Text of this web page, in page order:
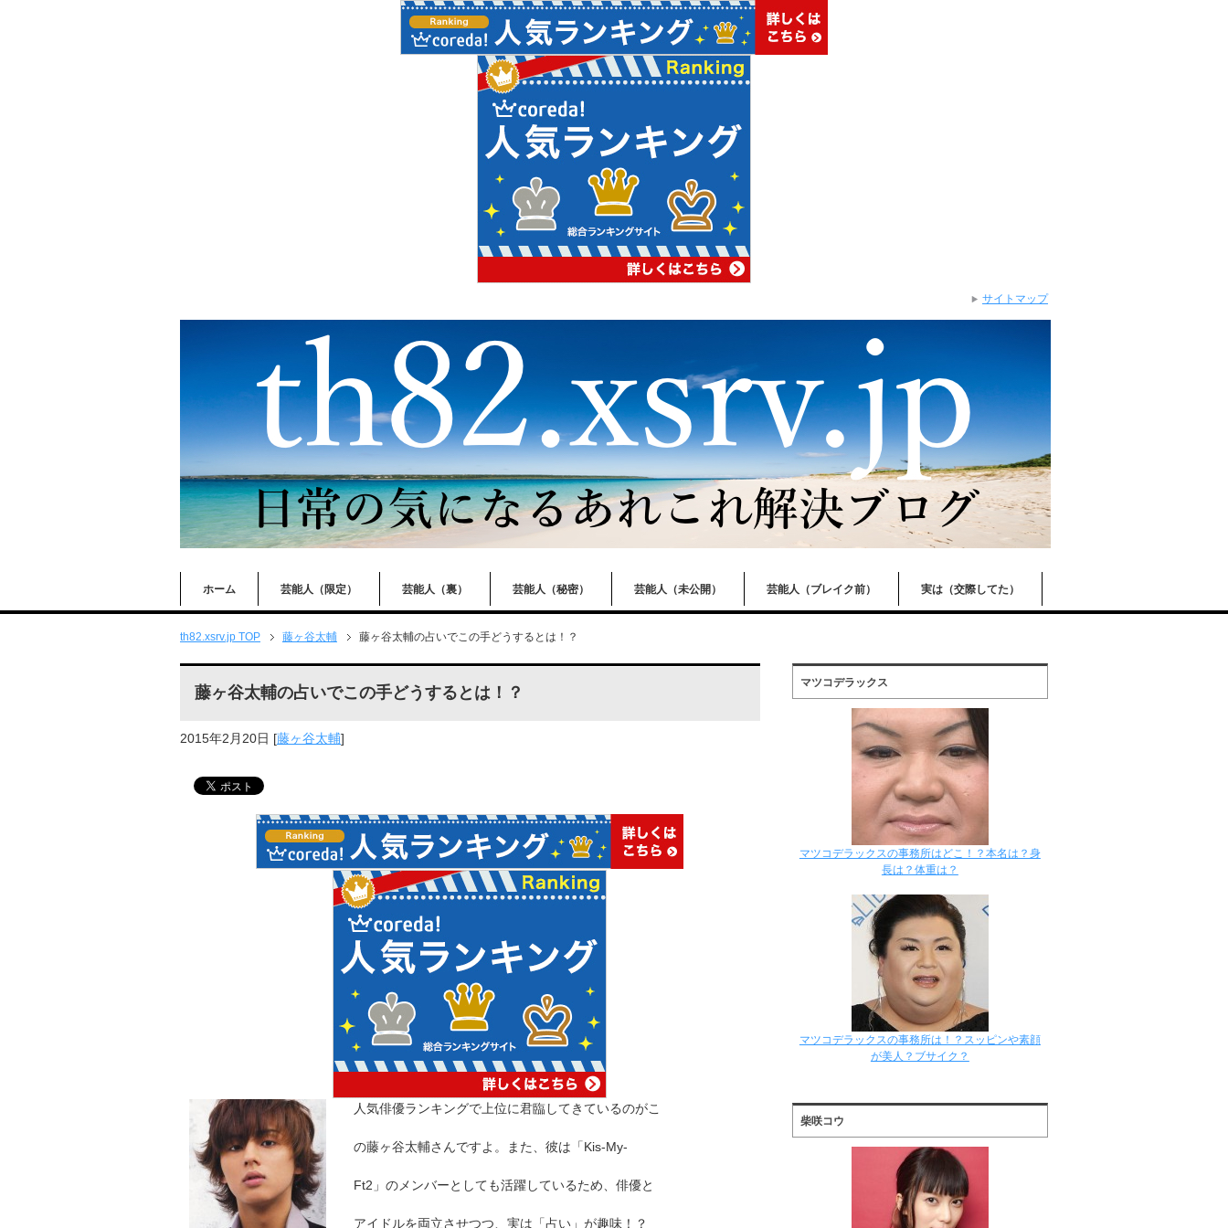
ホーム 芸能人（限定） 芸能人（裏） 芸能人（秘密） 芸能人（未公開） 芸能人（ブレイク前） 実は（交際してた）
th82.xsrv.jp TOP 藤ヶ谷太輔 藤ヶ谷太輔の占いでこの手どうするとは！？
藤ヶ谷太輔の占いでこの手どうするとは！？
2015年2月20日 [藤ヶ谷太輔]
人気俳優ランキングで上位に君臨してきているのがこ
の藤ヶ谷太輔さんですよ。また、彼は「Kis-My-
Ft2」のメンバーとしても活躍しているため、俳優と
アイドルを両立させつつ、実は「占い」が趣味！？
マツコデラックス
マツコデラックスの事務所はどこ！？本名は？身
長は？体重は？
マツコデラックスの事務所は！？スッピンや素顔
が美人？ブサイク？
柴咲コウ
サイトマップ